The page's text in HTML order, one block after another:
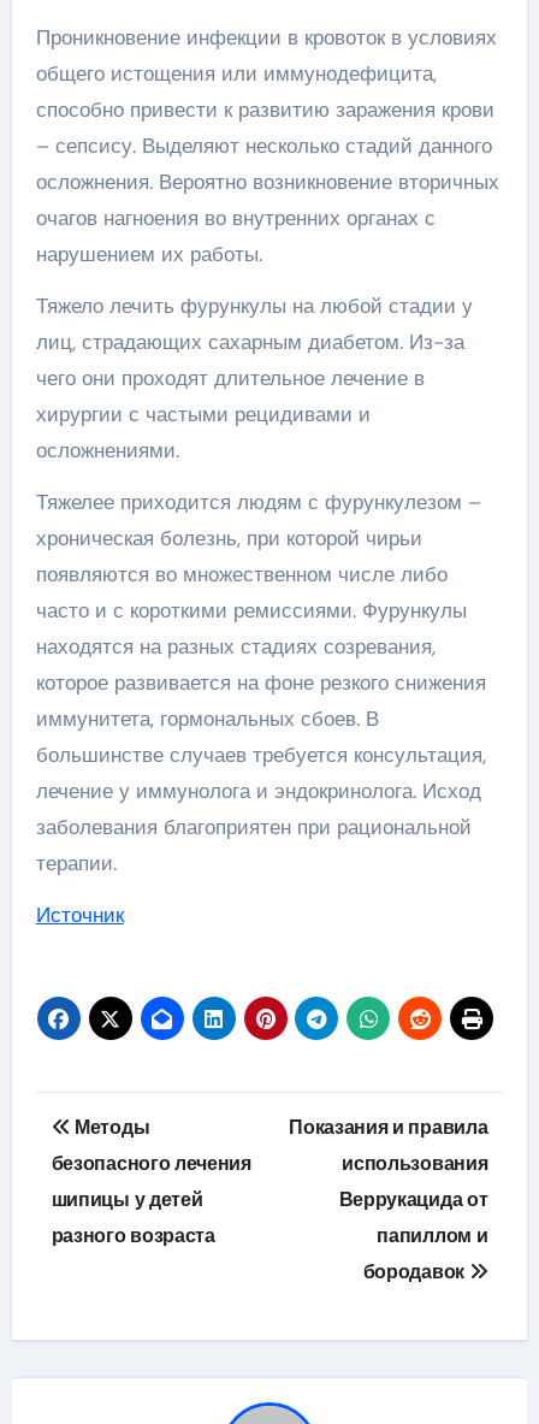
Проникновение инфекции в кровоток в условиях
общего истощения или иммунодефицита,
способно привести к развитию заражения крови
– сепсису. Выделяют несколько стадий данного
осложнения. Вероятно возникновение вторичных
очагов нагноения во внутренних органах с
нарушением их работы.
Тяжело лечить фурункулы на любой стадии у
лиц, страдающих сахарным диабетом. Из-за
чего они проходят длительное лечение в
хирургии с частыми рецидивами и
осложнениями.
Тяжелее приходится людям с фурункулезом –
хроническая болезнь, при которой чирьи
появляются во множественном числе либо
часто и с короткими ремиссиями. Фурункулы
находятся на разных стадиях созревания,
которое развивается на фоне резкого снижения
иммунитета, гормональных сбоев. В
большинстве случаев требуется консультация,
лечение у иммунолога и эндокринолога. Исход
заболевания благоприятен при рациональной
терапии.
Источник
Навигация
по
записям
Методы
безопасного лечения
шипицы у детей
разного возраста
Показания и правила
использования
Веррукацида от
папиллом и
бородавок